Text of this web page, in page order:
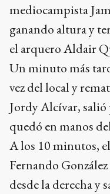
mediocampista
ganando altura y
el arquero Aldair
Un minuto más
vez del local y
Jordy Alcívar,
quedó en manos
A los 10 minutos,
Fernando
desde la derecha y